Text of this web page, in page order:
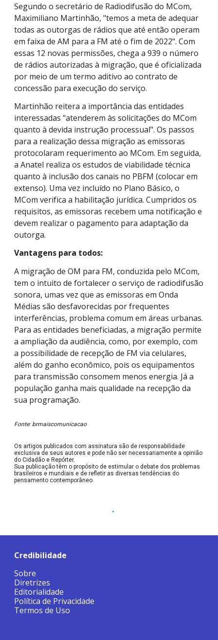
Segundo o secretário de Radiodifusão do MCom,
Maximiliano Martinhão, "temos a meta de adequar
todas as outorgas de rádios que até então operam
em faixa de AM para a FM até o fim de 2022". Com
essas 12 novas permissões, chega a 939 o número
de rádios autorizadas à migração, que é oficializada
por meio de um termo aditivo ao contrato de
concessão para execução do serviço.
Martinhão reitera a importância das entidades
interessadas "atenderem às solicitações do MCom
quanto à devida instrução processual". Os passos
para a realização dessa migração as emissoras
protocolaram requerimento ao MCom. Em seguida,
a Anatel realiza os estudos de viabilidade técnica
quanto à inclusão dos canais no PBFM (colocar em
extenso). Uma vez incluído no Plano Básico, o
MCom verifica a habilitação jurídica. Cumpridos os
requisitos, as emissoras recebem uma notificação e
devem realizar o pagamento para adaptação da
outorga.
Vantagens para todos:
A migração de OM para FM, conduzida pelo MCom,
tem o intuito de fortalecer o serviço de radiodifusão
sonora, umas vez que as emissoras em Onda
Médias são desfavorecidas por frequentes
interferências, problema comum em áreas urbanas.
Para as entidades beneficiadas, a migração permite
a ampliação da audiência, como, por exemplo, com
a possibilidade de recepção de FM via celulares,
além do ganho econômico, pois os equipamentos
para transmissão consomem menos energia. Já a
população ganha mais qualidade na recepção da
sua programação.
Fonte: brmaiscomunicacao
Os artigos publicados com assinatura são de responsabilidade
exclusiva de seus autores e pode não ser necessariamente a opinião
do Cidadão e Repórter.
Sua publicação têm o propósito de estimular o debate dos problemas
brasileiros e mundiais e de refletir as diversas tendências do
pensamento contemporâneo.
Credibilidade
Sobre
Diretrizes
Editorialidade
Política de Privacidade
Termos de Uso